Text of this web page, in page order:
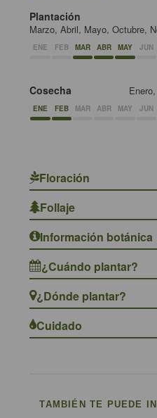
Plantación
Marzo, Abril, Mayo, Octubre,
ENE FEB MAR ABR MAY JUN
Cosecha
ENE FEB MAR ABR MAY JUN
Floración
Follaje
Información botánica
¿Cuándo plantar?
¿Dónde plantar?
Cuidado
TAMBIÉN TE PUEDE